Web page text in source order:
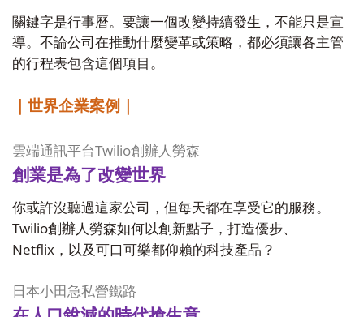
關鍵字是行事曆。要讓一個改變持續發生，不能只是宣
導。不論公司在推動什麼變革或策略，都必須讓各主管
的行程表包含這個項目。
｜世界企業案例｜
雲端通訊平台Twilio創辦人勞森
創業是為了改變世界
你或許沒聽過這家公司，但每天都在享受它的服務。
Twilio創辦人勞森如何以創新點子，打造優步、
Netflix ，以及可口可樂都仰賴的科技產品？
日本小田急私營鐵路